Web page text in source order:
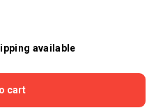
available
cart